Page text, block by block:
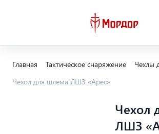
Главная Тактическое снаряжение
Чехлы
Чехол для шлема ЛШЗ «Арес»
Чехол
ЛШЗ